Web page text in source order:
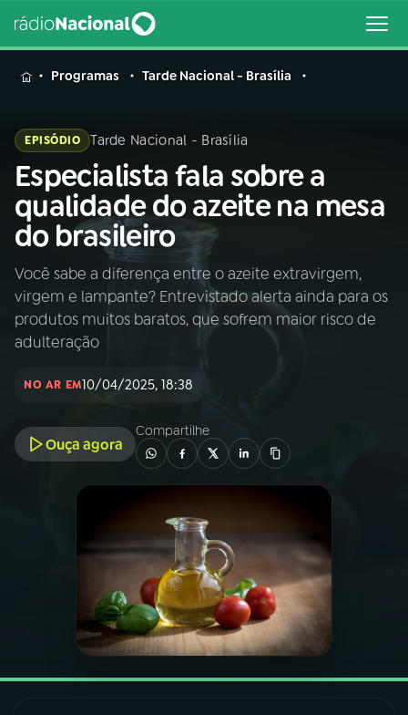
MENU
Buscar
na
Rádio
Nacional
Buscar
AO VIVO
INÍCIO
02A RÁDIO
03PROGRAMAÇÃO
VIDEOCASTS
Programas Tarde Nacional - Brasília
EPISÓDIO Tarde Nacional - Brasília
Especialista fala sobre a
qualidade do azeite na mesa
do brasileiro
Você sabe a diferença entre o azeite extravirgem,
virgem e lampante? Entrevistado alerta ainda para os
produtos muitos baratos, que sofrem maior risco de
adulteração
NO AR EM10/04/2025, 18:38
Ouça agora
Compartilhe